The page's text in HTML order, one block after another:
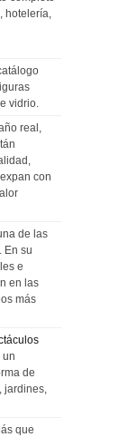
hotelería,
vidrio.
real,
con
de las
En su
e
en las
más
un
de
jardines,
que